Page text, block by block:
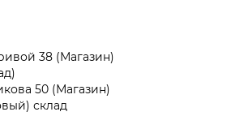
38 (Магазин)
50 (Магазин)
склад